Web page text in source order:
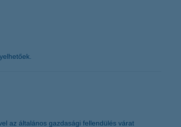
az általános gazdasági fellendülés várat